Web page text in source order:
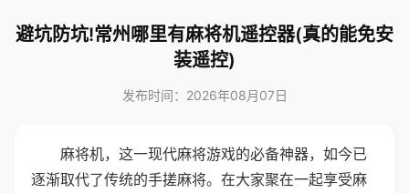
避坑防坑!常州哪里有麻将机遥控器(真的能免安
装遥控)
发布时间：2026年08月07日
麻将机，这一现代麻将游戏的必备神器，如今已
逐渐取代了传统的手搓麻将。在大家聚在一起享受麻